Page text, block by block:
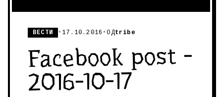
ВЕСТИ • 17.10.2016 •ОДtribe
Facebook post -
2016-10-17